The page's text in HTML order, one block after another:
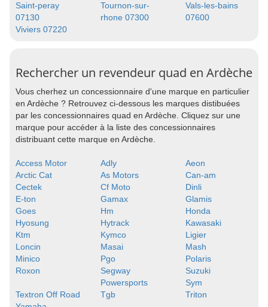
Saint-peray
07130
Tournon-sur-
rhone 07300
Vals-les-bains
07600
Viviers 07220
Rechercher un revendeur quad en Ardèche
Vous cherhez un concessionnaire d'une marque en particulier
en Ardèche ? Retrouvez ci-dessous les marques distibuées
par les concessionnaires quad en Ardèche. Cliquez sur une
marque pour accéder à la liste des concessionnaires
distribuant cette marque en Ardèche.
Access Motor Adly
Aeon
Arctic Cat
As Motors
Can-am
Cectek
Cf Moto
Dinli
E-ton
Gamax
Glamis
Goes
Hm
Honda
Hyosung
Hytrack
Kawasaki
Ktm
Kymco
Ligier
Loncin
Masai
Mash
Minico
Pgo
Polaris
Roxon
Segway
Powersports
Suzuki
Sym
Textron Off Road
Tgb
Triton